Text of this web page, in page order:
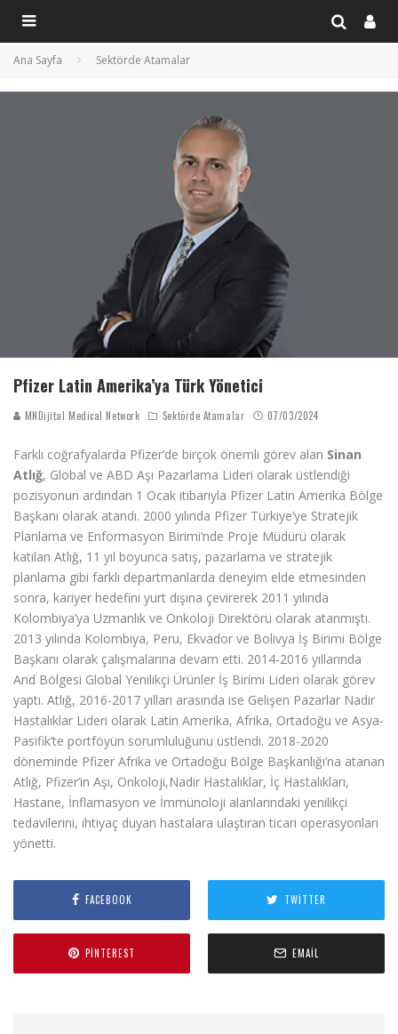
Ana Sayfa Sektörde Atamalar
Pfizer Latin Amerika’ya Türk Yönetici
MNDijital Medical Network Sektörde Atamalar 07/03/2024
Farklı coğrafyalarda Pfizer’de birçok önemli görev alan Sinan
Atlığ, Global ve ABD Aşı Pazarlama Lideri olarak üstlendiği
pozisyonun ardından 1 Ocak itibarıyla Pfizer Latin Amerika Bölge
Başkanı olarak atandı. 2000 yılında Pfizer Türkiye’ye Stratejik
Planlama ve Enformasyon Birimi’nde Proje Müdürü olarak
katılan Atlığ, 11 yıl boyunca satış, pazarlama ve stratejik
planlama gibi farklı departmanlarda deneyim elde etmesinden
sonra, kariyer hedefini yurt dışına çevirerek 2011 yılında
Kolombiya’ya Uzmanlık ve Onkoloji Direktörü olarak atanmıştı.
2013 yılında Kolombiya, Peru, Ekvador ve Bolivya İş Birimi Bölge
Başkanı olarak çalışmalarına devam etti. 2014-2016 yıllarında
And Bölgesi Global Yenilikçi Ürünler İş Birimi Lideri olarak görev
yaptı. Atlığ, 2016-2017 yılları arasında ise Gelişen Pazarlar Nadir
Hastalıklar Lideri olarak Latin Amerika, Afrika, Ortadoğu ve Asya-
Pasifik’te portföyün sorumluluğunu üstlendi. 2018-2020
döneminde Pfizer Afrika ve Ortadoğu Bölge Başkanlığı’na atanan
Atlığ, Pfizer’in Aşı, Onkoloji,Nadir Hastalıklar, İç Hastalıkları,
Hastane, İnflamasyon ve İmmünoloji alanlarındaki yenilikçi
tedavilerini, ihtiyaç duyan hastalara ulaştıran ticari operasyonları
yönetti.
FACEBOOK TWITTER
PINTEREST EMAIL